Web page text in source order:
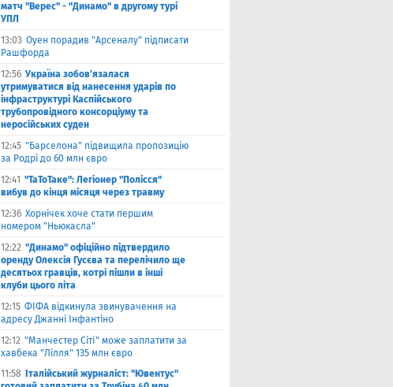
матч "Верес" - "Динамо" в другому турі
УПЛ
13:03 Оуен порадив "Арсеналу" підписати
Рашфорда
12:56 Україна зобов’язалася
утримуватися від нанесення ударів по
інфраструктурі Каспійського
трубопровідного консорціуму та
неросійських суден
12:45 "Барселона" підвищила пропозицію
за Родрі до 60 млн євро
12:41 "ТаТоТаке": Легіонер "Полісся"
вибув до кінця місяця через травму
12:36 Хорнічек хоче стати першим
номером "Ньюкасла"
12:22 "Динамо" офіційно підтвердило
оренду Олексія Гусєва та перелічило ще
десятьох гравців, котрі пішли в інші
клуби цього літа
12:15 ФІФА відкинула звинувачення на
адресу Джанні Інфантіно
12:12 "Манчестер Сіті" може заплатити за
хавбека "Лілля" 135 млн євро
11:58
Італійський журналіст: "Ювентус"